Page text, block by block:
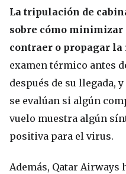
La tripulación de
sobre cómo minimizar
contraer o propagar
examen térmico antes
después de su llegada,
se evalúan si algún
vuelo muestra algún
positiva para el virus.
Además, Qatar